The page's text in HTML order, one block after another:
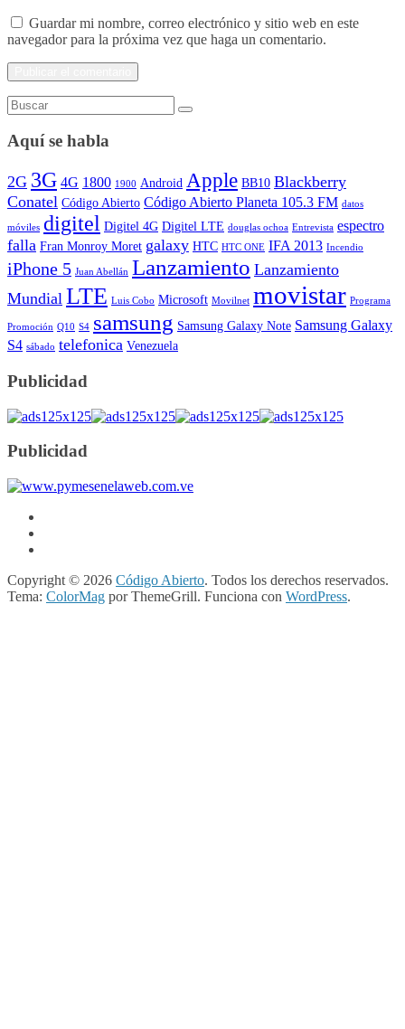
Guardar mi nombre, correo electrónico y sitio web en este
navegador para la próxima vez que haga un comentario.
Aquí se habla
2G 3G 4G 1800 1900 Android Apple BB10 Blackberry
Conatel Código Abierto Código Abierto Planeta 105.3 FM datos
móviles digitel Digitel 4G Digitel LTE douglas ochoa Entrevista espectro
falla Fran Monroy Moret galaxy HTC HTC ONE IFA 2013 Incendio
iPhone 5 Juan Abellán Lanzamiento Lanzamiento
Mundial LTE Luis Cobo Microsoft Movilnet movistar Programa
Promoción Q10 S4 samsung Samsung Galaxy Note Samsung Galaxy
S4 sábado telefonica Venezuela
Publicidad
Publicidad
Copyright © 2026 Código Abierto. Todos los derechos reservados.
Tema: ColorMag por ThemeGrill. Funciona con WordPress.